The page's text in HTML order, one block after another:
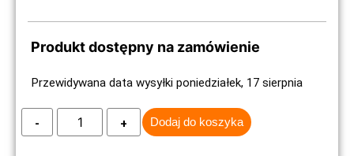
Produkt dostępny na zamówienie
Przewidywana data wysyłki poniedziałek, 17 sierpnia
Dodaj do koszyka